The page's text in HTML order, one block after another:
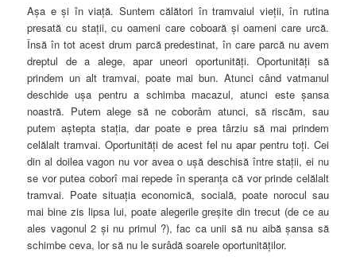
Aşa e şi în viaţă. Suntem călători în tramvaiul vieţii, în rutina
presată cu staţii, cu oameni care coboară şi oameni care urcă.
Însă în tot acest drum parcă predestinat, în care parcă nu avem
dreptul de a alege, apar uneori oportunităţi. Oportunităţi să
prindem un alt tramvai, poate mai bun. Atunci când vatmanul
deschide uşa pentru a schimba macazul, atunci este şansa
noastră. Putem alege să ne coborâm atunci, să riscăm, sau
putem aştepta staţia, dar poate e prea târziu să mai prindem
celălalt tramvai. Oportunităţi de acest fel nu apar pentru toţi. Cei
din al doilea vagon nu vor avea o uşă deschisă între staţii, ei nu
se vor putea coborî mai repede în speranţa că vor prinde celălalt
tramvai. Poate situaţia economică, socială, poate norocul sau
mai bine zis lipsa lui, poate alegerile greşite din trecut (de ce au
ales vagonul 2 şi nu primul ?), fac ca unii să nu aibă şansa să
schimbe ceva, lor să nu le surâdă soarele oportunităţilor.